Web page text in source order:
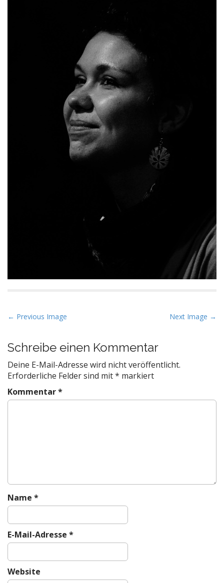
P
s
t
n
a
v
n
← Previous Image Next Image →
Schreibe einen Kommentar
Deine E-Mail-Adresse wird nicht veröffentlicht.
Erforderliche Felder sind mit* markiert
Kommentar*
Name *
E-Mail-Adresse *
Website